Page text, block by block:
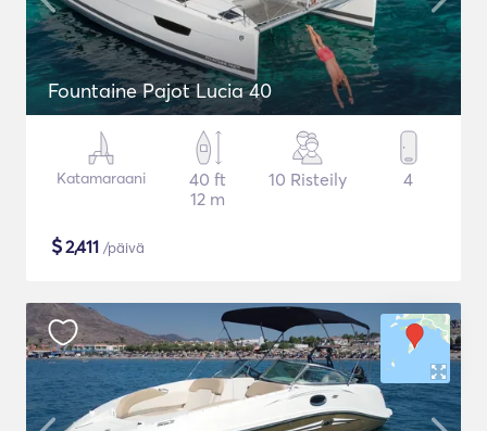
Fountaine Pajot Lucia 40
Katamaraani
40 ft
12 m
10 Risteily 4
$2,411 /päivä